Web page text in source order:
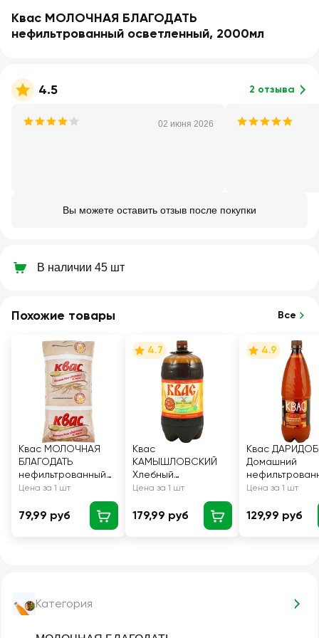
Квас МОЛОЧНАЯ БЛАГОДАТЬ
нефильтрованный осветленный, 2000мл
4.5 2 отзыва
02 июня 2026
Вы можете оставить отзыв после покупки
В наличии 45 шт
Категория
Похожие товары Все
Квас МОЛОЧНАЯ
БЛАГОДАТЬ
нефильтрованный
осветленный,
Цена за 1 шт
79,99 руб
4.7
Квас
КАМЫШЛОВСКИЙ
Хлебный
нефильтрованный
2000мл
Цена за 1 шт
179,99 руб
4.9
Квас
Домашний
1000мл
Цена за 1 шт
129,99 руб